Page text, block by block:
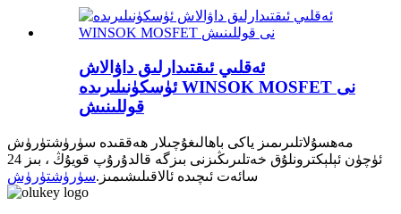
ئەقلىي ئىقتىدارلىق داۋالاش
ئۈسكۈنىلىرىدە WINSOK MOSFET نى
قوللىنىش
مەھسۇلاتلىرىمىز ياكى باھالىغۇچىلار ھەققىدە سۈرۈشتۈرۈش
ئۈچۈن ئېلېكترونلۇق خەتلىرىڭىزنى بىزگە قالدۇرۇپ قويۇڭ ، بىز 24
سائەت ئىچىدە ئالاقىلىشىمىز.سۈرۈشتۈرۈش